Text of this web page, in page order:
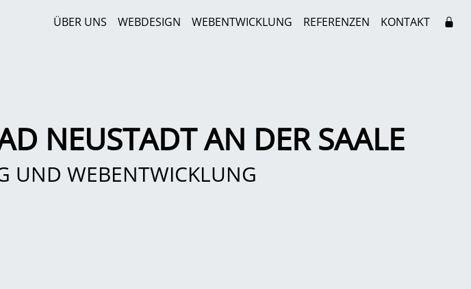
ÜBER UNS WEBDESIGN WEBENTWICKLUNG REFERENZEN KONTAKT
NEUSTADT AN DER SAALE
UND WEBENTWICKLUNG